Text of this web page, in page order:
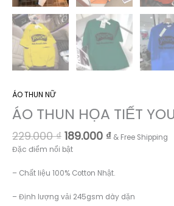
ÁO THUN NỮ
ÁO THUN HỌA TIẾT
229.000₫ Giá
gốc
là:
229.000 ₫.
189.000 ₫Giá
là:
& Free Shipping
Đặc điểm nổi bật
– Chất liệu 100% Cotton Nhật.
– Định lượng vải 245gsm dày dặn